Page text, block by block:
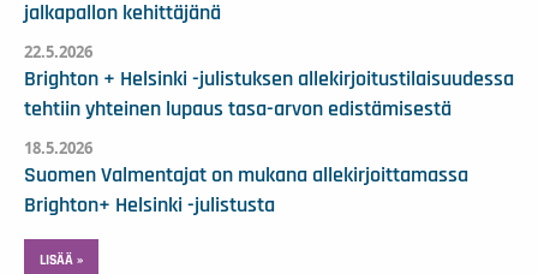
jalkapallon kehittäjänä
22.5.2026
Brighton + Helsinki -julistuksen allekirjoitustilaisuudessa
tehtiin yhteinen lupaus tasa-arvon edistämisestä
18.5.2026
Suomen Valmentajat on mukana allekirjoittamassa
Brighton+ Helsinki -julistusta
LISÄÄ »